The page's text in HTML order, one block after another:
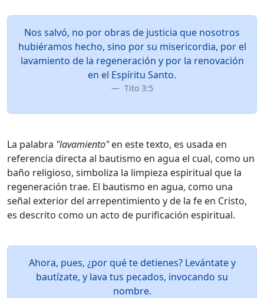
Nos salvó, no por obras de justicia que nosotros
hubiéramos hecho, sino por su misericordia, por el
lavamiento de la regeneración y por la renovación
en el Espíritu Santo.
Tito 3:5
La palabra "lavamiento"en este texto, es usada en
referencia directa al bautismo en agua el cual, como un
baño religioso, simboliza la limpieza espiritual que la
regeneración trae. El bautismo en agua, como una
señal exterior del arrepentimiento y de la fe en Cristo,
es descrito como un acto de purificación espiritual.
Ahora, pues, ¿por qué te detienes? Levántate y
bautízate, y lava tus pecados, invocando su
nombre.